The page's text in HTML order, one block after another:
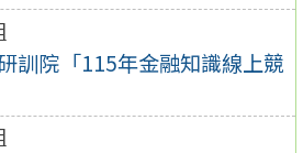
訓院「115年金融知識線上競